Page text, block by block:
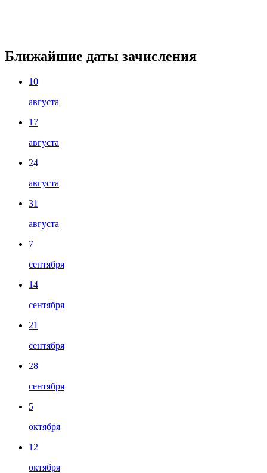
Ближайшие даты зачисления
10
августа
17
августа
24
августа
31
августа
7
сентября
14
сентября
21
сентября
28
сентября
5
октября
12
октября